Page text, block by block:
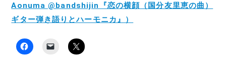
Aonuma @bandshijin『恋の横顔（国分友里恵の曲）
ギター弾き語りとハーモニカ』）
F
a
ク
リ